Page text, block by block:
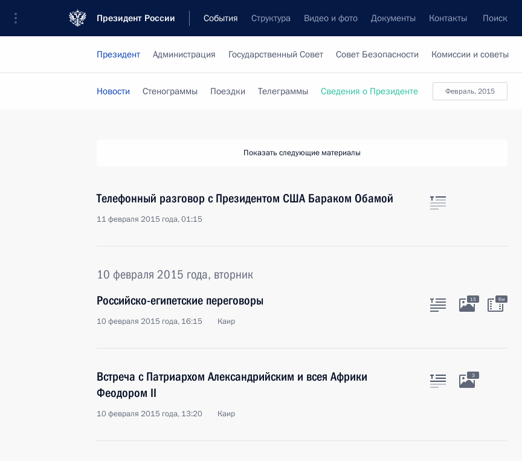
Президент России События Структура Видео и фото Документы Контакты Поиск
Президент Администрация Государственный Совет Совет Безопасности Комиссии и советы
февраль, 2015
Новости Стенограммы Поездки Телеграммы Сведения о Президенте
Показать следующие материалы
Телефонный разговор с Президентом США Бараком Обамой
11 февраля 2015 года, 01:15
10 февраля 2015 года, вторник
Российско-египетские переговоры
10 февраля 2015 года, 16:15 Каир
15 6м
Встреча с Патриархом Александрийским и всея Африки
Феодором II
10 февраля 2015 года, 13:20 Каир
3